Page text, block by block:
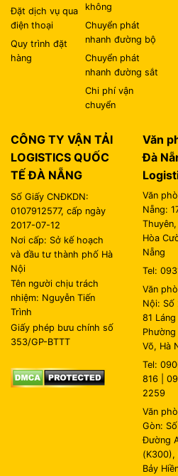
Đặt dịch vụ qua
điện thoại
Quy trình đặt
hàng
không
Chuyển phát
nhanh đường bộ
Chuyển phát
nhanh đường sắt
Chi phí vận
chuyển
CÔNG TY VẬN TẢI
LOGISTICS QUỐC
TẾ ĐÀ NẴNG
Số Giấy CNĐKDN:
0107912577, cấp ngày
2017-07-12
Nơi cấp: Sở kế hoạch
và đầu tư thành phố Hà
Nội
Tên người chịu trách
nhiệm: Nguyễn Tiến
Trình
Giấy phép bưu chính số
353/GP-BTTT
Văn
Đà
Văn
Nẵng:
Hòa
Nẵng
Tel:
Văn
Nội: Số
81 Láng
Phường
Võ, Hà
Tel:
816 |
2259
Văn
Gòn:
Đường
(K300),
Bảy